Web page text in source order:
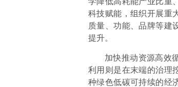
科技赋能，组织开展重
质量、功能、品牌等建
提升。
加快推动资源高效
利用则是在末端的治理
种绿色低碳可持续的经